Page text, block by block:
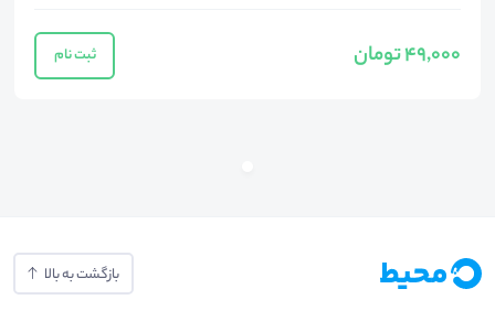
49,000 تومان ثبت نام
بازگشت به بالا